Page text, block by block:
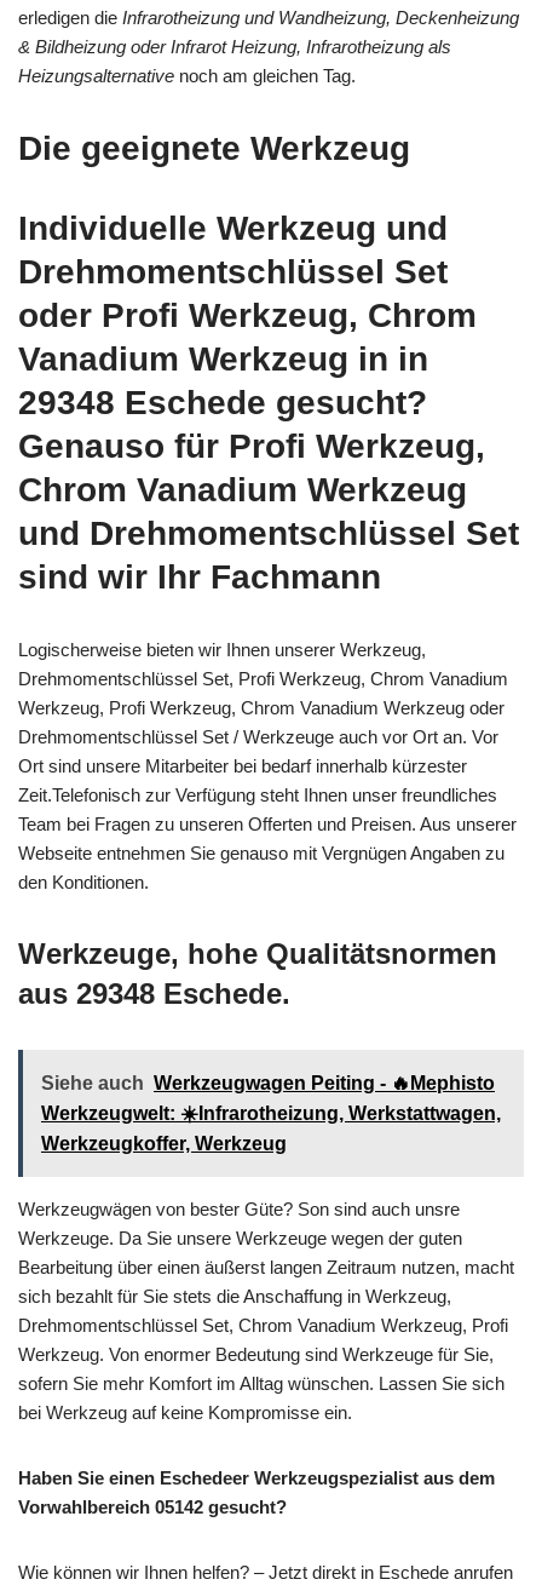
erledigen die Infrarotheizung und Wandheizung, Deckenheizung
& Bildheizung oder Infrarot Heizung, Infrarotheizung als
Heizungsalternative noch am gleichen Tag.
Die geeignete Werkzeug
Individuelle Werkzeug und
Drehmomentschlüssel Set
oder Profi Werkzeug, Chrom
Vanadium Werkzeug in in
29348 Eschede gesucht?
Genauso für Profi Werkzeug,
Chrom Vanadium Werkzeug
und Drehmomentschlüssel Set
sind wir Ihr Fachmann
Logischerweise bieten wir Ihnen unserer Werkzeug,
Drehmomentschlüssel Set, Profi Werkzeug, Chrom Vanadium
Werkzeug, Profi Werkzeug, Chrom Vanadium Werkzeug oder
Drehmomentschlüssel Set / Werkzeuge auch vor Ort an. Vor
Ort sind unsere Mitarbeiter bei bedarf innerhalb kürzester
Zeit.Telefonisch zur Verfügung steht Ihnen unser freundliches
Team bei Fragen zu unseren Offerten und Preisen. Aus unserer
Webseite entnehmen Sie genauso mit Vergnügen Angaben zu
den Konditionen.
Werkzeuge, hohe Qualitätsnormen
aus 29348 Eschede.
Siehe auch Werkzeugwagen Peiting - 🔥Mephisto
Werkzeugwelt: ☀️Infrarotheizung, Werkstattwagen,
Werkzeugkoffer, Werkzeug
Werkzeugwägen von bester Güte? Son sind auch unsre
Werkzeuge. Da Sie unsere Werkzeuge wegen der guten
Bearbeitung über einen äußerst langen Zeitraum nutzen, macht
sich bezahlt für Sie stets die Anschaffung in Werkzeug,
Drehmomentschlüssel Set, Chrom Vanadium Werkzeug, Profi
Werkzeug. Von enormer Bedeutung sind Werkzeuge für Sie,
sofern Sie mehr Komfort im Alltag wünschen. Lassen Sie sich
bei Werkzeug auf keine Kompromisse ein.
Haben Sie einen Eschedeer Werkzeugspezialist aus dem
Vorwahlbereich 05142 gesucht?
Wie können wir Ihnen helfen? – Jetzt direkt in Eschede anrufen